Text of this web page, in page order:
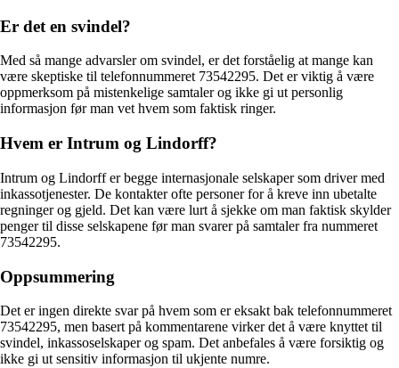
Er det en svindel?
Med så mange advarsler om svindel, er det forståelig at mange kan
være skeptiske til telefonnummeret 73542295. Det er viktig å være
oppmerksom på mistenkelige samtaler og ikke gi ut personlig
informasjon før man vet hvem som faktisk ringer.
Hvem er Intrum og Lindorff?
Intrum og Lindorff er begge internasjonale selskaper som driver med
inkassotjenester. De kontakter ofte personer for å kreve inn ubetalte
regninger og gjeld. Det kan være lurt å sjekke om man faktisk skylder
penger til disse selskapene før man svarer på samtaler fra nummeret
73542295.
Oppsummering
Det er ingen direkte svar på hvem som er eksakt bak telefonnummeret
73542295, men basert på kommentarene virker det å være knyttet til
svindel, inkassoselskaper og spam. Det anbefales å være forsiktig og
ikke gi ut sensitiv informasjon til ukjente numre.